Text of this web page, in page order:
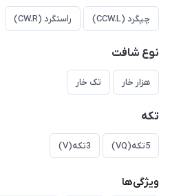
چپگرد (CCW.L) راستگرد (CW.R)
نوع شافت
هزار خار تک خار
تکه
5تکه(VQ) 3تکه(V)
ویژگی‌ها